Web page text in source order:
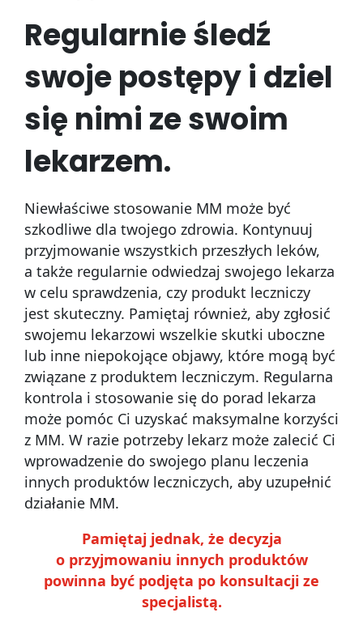
Regularnie śledź
swoje postępy i dziel
się nimi ze swoim
lekarzem.
Niewłaściwe stosowanie MM może być
szkodliwe dla twojego zdrowia. Kontynuuj
przyjmowanie wszystkich przeszłych leków,
a także regularnie odwiedzaj swojego lekarza
w celu sprawdzenia, czy produkt leczniczy
jest skuteczny. Pamiętaj również, aby zgłosić
swojemu lekarzowi wszelkie skutki uboczne
lub inne niepokojące objawy, które mogą być
związane z produktem leczniczym. Regularna
kontrola i stosowanie się do porad lekarza
może pomóc Ci uzyskać maksymalne korzyści
z MM. W razie potrzeby lekarz może zalecić Ci
wprowadzenie do swojego planu leczenia
innych produktów leczniczych, aby uzupełnić
działanie MM.
Pamiętaj jednak, że decyzja
o przyjmowaniu innych produktów
powinna być podjęta po konsultacji ze
specjalistą.